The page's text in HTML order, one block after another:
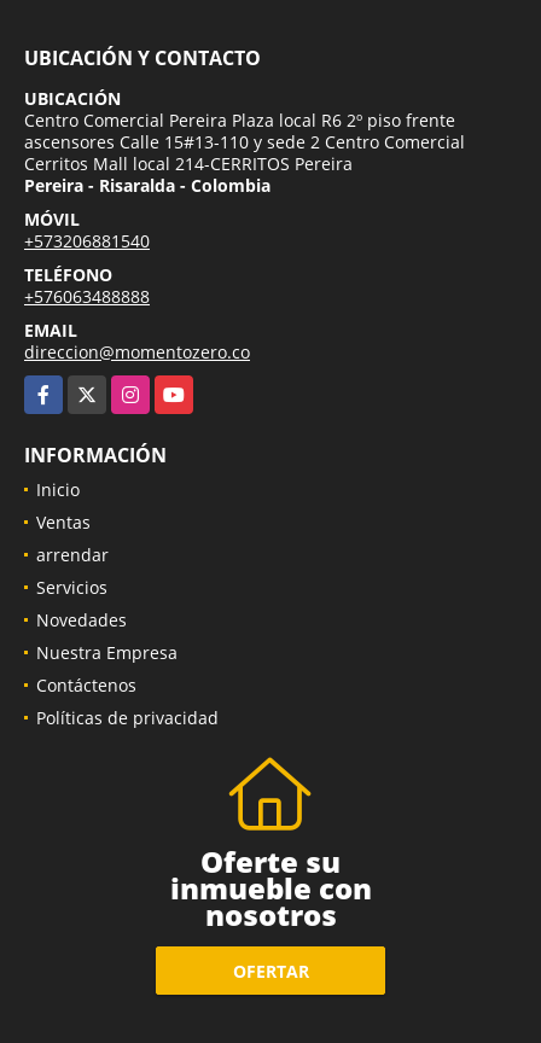
UBICACIÓN Y CONTACTO
UBICACIÓN
Centro Comercial Pereira Plaza local R6 2º piso frente
ascensores Calle 15#13-110 y sede 2 Centro Comercial
Cerritos Mall local 214-CERRITOS Pereira
Pereira - Risaralda - Colombia
MÓVIL
+573206881540
TELÉFONO
+576063488888
EMAIL
direccion@momentozero.co
Facebook
X Instagram
YouTube
INFORMACIÓN
Inicio
Ventas
arrendar
Servicios
Novedades
Nuestra Empresa
Contáctenos
Oferte su
inmueble con
nosotros
OFERTAR